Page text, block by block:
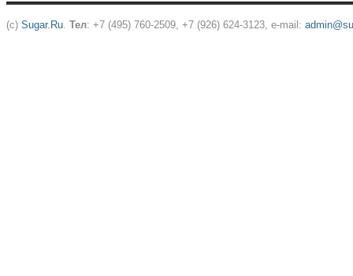
(c) Sugar.Ru. Тел: +7 (495) 760-2509, +7 (926) 624-3123, e-mail: